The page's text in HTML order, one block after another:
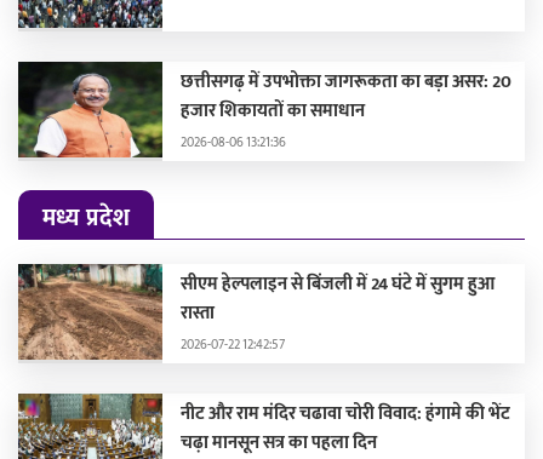
छत्तीसगढ़ में उपभोक्ता जागरूकता का बड़ा असर: 20
हजार शिकायतों का समाधान
2026-08-06 13:21:36
मध्य प्रदेश
सीएम हेल्पलाइन से बिंजली में 24 घंटे में सुगम हुआ
रास्ता
2026-07-22 12:42:57
नीट और राम मंदिर चढावा चोरी विवाद: हंगामे की भेंट
चढ़ा मानसून सत्र का पहला दिन